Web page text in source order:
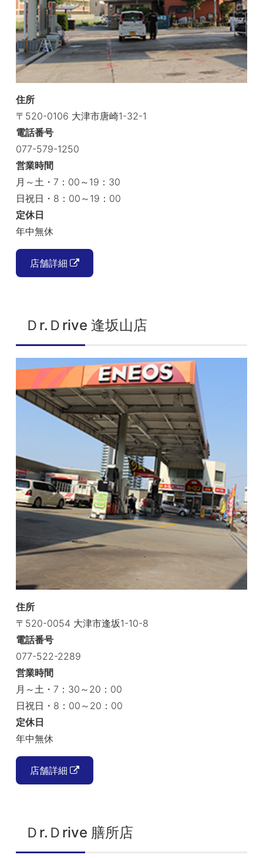
住所
〒520-0106 大津市唐崎1-32-1
電話番号
077-579-1250
営業時間
月～土・7：00～19：30
日祝日・8：00～19：00
定休日
年中無休
店舗詳細
Ｄr.Ｄrive 逢坂山店
住所
〒520-0054 大津市逢坂1-10-8
電話番号
077-522-2289
営業時間
月～土・7：30～20：00
日祝日・8：00～20：00
定休日
年中無休
店舗詳細
Ｄr.Ｄrive 膳所店